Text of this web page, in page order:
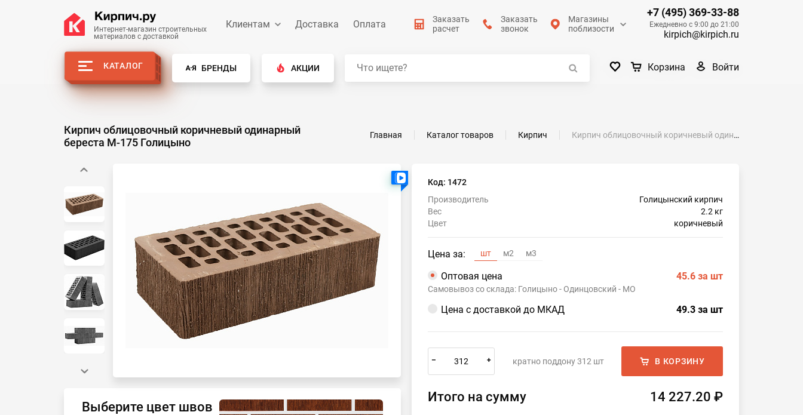
Интернет-магазин строительных
материалов с доставкой
Клиентам Доставка Оплата
Заказать
расчет
Заказать
звонок
Магазины
поблизости
+7 (495) 369-33-88
Ежедневно с 9:00 до 21:00
kirpich@kirpich.ru
КАТАЛОГ БРЕНДЫ АКЦИИ Корзина Войти
Кирпич облицовочный коричневый одинарный
береста М-175 Голицыно
Главная Каталог товаров Кирпич Кирпич облицовочный коричневый одинарный береста М-175 Голицыно
Выберите цвет швов
Код: 1472
Производитель
Голицынский кирпич
Вес
2.2 кг
Цвет
коричневый
Цена за: шт м2 м3
Оптовая цена 45.6 за шт
Самовывоз со склада: Голицыно - Одинцовский - МО
Цена с доставкой до МКАД 49.3 за шт
– + кратно поддону 312 шт В КОРЗИНУ
Итого на сумму 14 227.20 ₽